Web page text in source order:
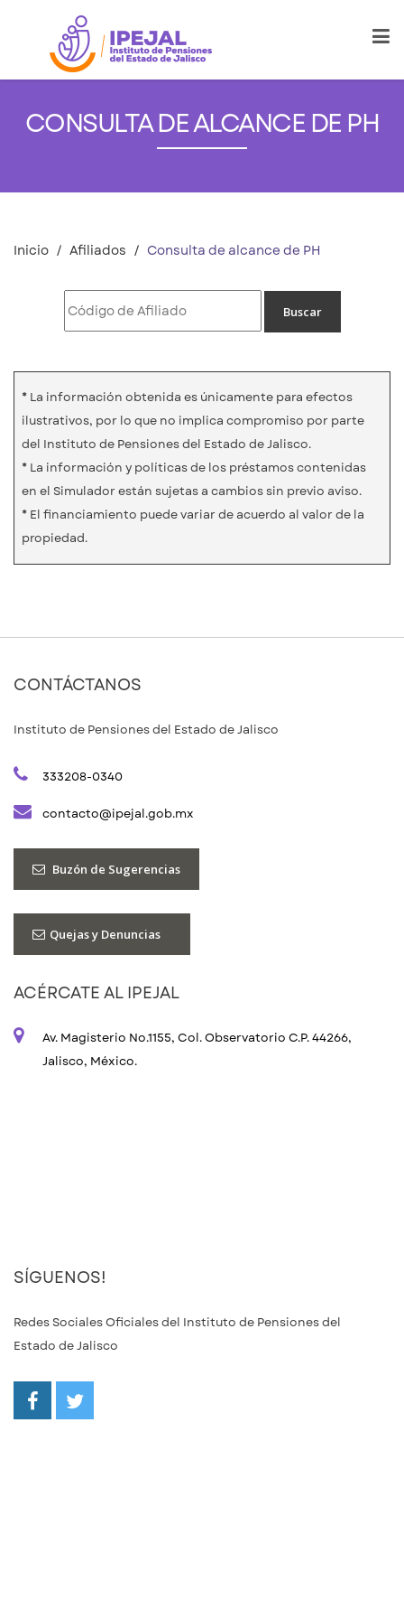
CONSULTA DE ALCANCE DE PH
Inicio Afiliados Consulta de alcance de PH
* La información obtenida es únicamente para efectos
ilustrativos, por lo que no implica compromiso por parte
del Instituto de Pensiones del Estado de Jalisco.
* La información y políticas de los préstamos contenidas
en el Simulador están sujetas a cambios sin previo aviso.
* El financiamiento puede variar de acuerdo al valor de la
propiedad.
CONTÁCTANOS
Instituto de Pensiones del Estado de Jalisco
333208-0340
contacto@ipejal.gob.mx
Buzón de Sugerencias
Quejas y Denuncias
ACÉRCATE AL IPEJAL
Av. Magisterio No.1155, Col. Observatorio C.P. 44266,
Jalisco, México.
SÍGUENOS!
Redes Sociales Oficiales del Instituto de Pensiones del
Estado de Jalisco